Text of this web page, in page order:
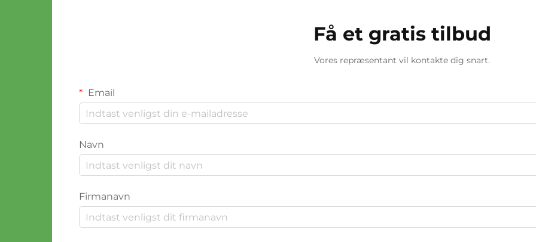
Få et gratis tilbud
Vores repræsentant vil kontakte dig snart.
Email
Navn
Firmanavn